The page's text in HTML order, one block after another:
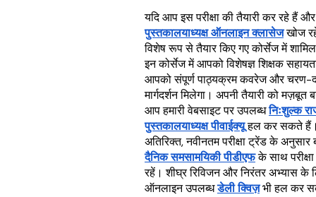
यदि आप इस परीक्षा की तैयारी कर रहे हैं
पुस्तकालयाध्यक्ष ऑनलाइन क्लासेजखोज
विशेष रूप से तैयार किए गए कोर्सेज में
इन कोर्सेज में आपको विशेषज्ञ शिक्षक
आपको संपूर्ण पाठ्यक्रम कवरेज और चरण-
मार्गदर्शन मिलेगा। अपनी तैयारी को मज़बूत
आप हमारी वेबसाइट पर उपलब्धनिःशुल्क
पुस्तकालयाध्यक्ष पीवाईक्यूहल कर सकते
अतिरिक्त, नवीनतम परीक्षा ट्रेंड के अनुसार
दैनिक समसामयिकी पीडीएफके साथ
रहें। शीघ्र रिविजन और निरंतर अभ्यास के
ऑनलाइन उपलब्धडेली क्विज़भी हल कर